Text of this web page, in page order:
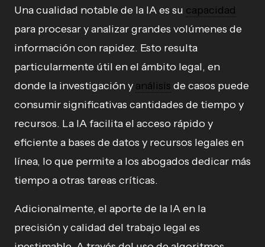
Una cualidad notable de la IA es su capacidad
para procesar y analizar grandes volúmenes de
información con rapidez. Esto resulta
particularmente útil en el ámbito legal, en
donde la investigación y análisis de casos puede
consumir significativas cantidades de tiempo y
recursos. La IA facilita el acceso rápido y
eficiente a bases de datos y recursos legales en
línea, lo que permite a los abogados dedicar más
tiempo a otras tareas críticas.
Adicionalmente, el aporte de la IA en la
precisión y calidad del trabajo legal es